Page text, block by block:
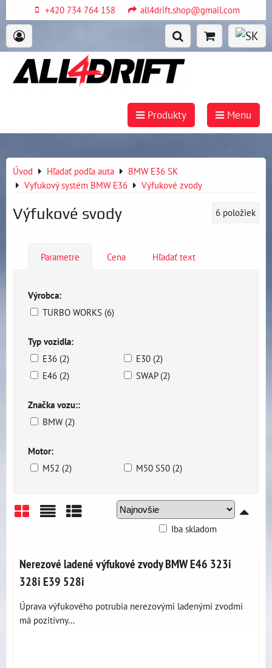
+420 734 764 158 all4drift.shop@gmail.com
Produkty Menu
Úvod Hľadať podľa auta
BMW E36 SK
Vyfukový systém BMW E36
Výfukové zvody
Výfukové svody 6 položiek
Parametre Cena Hľadať text
Výrobca:
TURBO WORKS (6)
Typ vozidla:
E36 (2)
E30 (2)
E46 (2)
SWAP (2)
Značka vozu::
BMW (2)
Motor:
M52 (2)
M50 S50 (2)
Iba skladom
Nerezové ladené výfukové zvody BMW E46 323i
328i E39 528i
Úprava výfukového potrubia nerezovými ladenými zvodmi
má pozitívny...